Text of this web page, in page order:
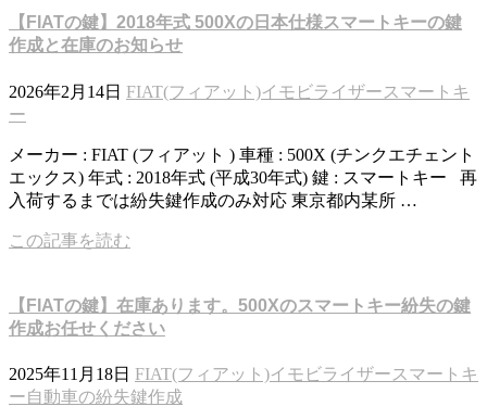
【FIATの鍵】2018年式 500Xの日本仕様スマートキーの鍵
作成と在庫のお知らせ
2026年2月14日 FIAT(フィアット)イモビライザースマートキ
ー
メーカー : FIAT (フィアット ) 車種 : 500X (チンクエチェント
エックス) 年式 : 2018年式 (平成30年式) 鍵 : スマートキー 再
入荷するまでは紛失鍵作成のみ対応 東京都内某所 …
この記事を読む
【FIATの鍵】在庫あります。500Xのスマートキー紛失の鍵
作成お任せください
2025年11月18日 FIAT(フィアット)イモビライザースマートキ
ー自動車の紛失鍵作成